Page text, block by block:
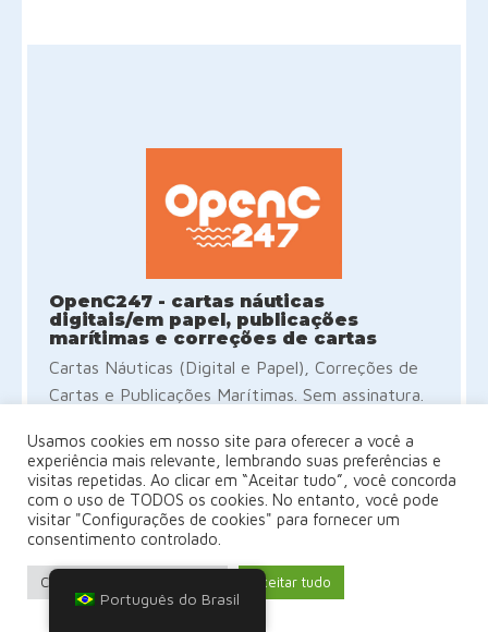
OpenC247 - cartas náuticas
digitais/em papel, publicações
marítimas e correções de cartas
Cartas Náuticas (Digital e Papel), Correções de
Cartas e Publicações Marítimas. Sem assinatura.
Experimente agora - AVALIAÇÃO
GRATUITA (sem necessidade de
cartão de crédito)
Usamos cookies em nosso site para oferecer a você a
experiência mais relevante, lembrando suas preferências e
visitas repetidas. Ao clicar em “Aceitar tudo”, você concorda
com o uso de TODOS os cookies. No entanto, você pode
visitar "Configurações de cookies" para fornecer um
consentimento controlado.
Configurações de cookies Aceitar tudo
Português do Brasil